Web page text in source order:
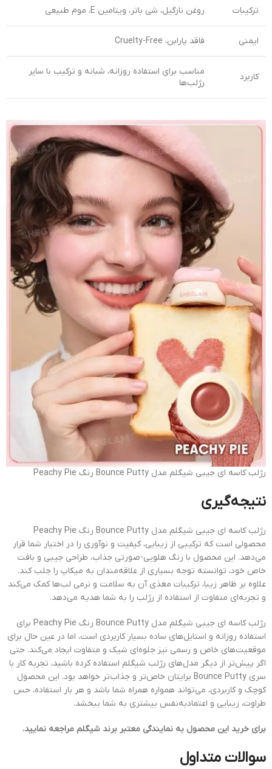
ترکیبات روغن نارگیل، شی باتر، ویتامین E، موم طبیعی
ایمنی فاقد پارابن، Cruelty-Free
کاربرد
مناسب برای استفاده روزانه، شبانه و ترکیب با سایر
رژلب‌ها
رژلب کاسه ای جیبی شیگلم مدل Bounce Putty رنگ Peachy Pie
نتیجه‌گیری
رژلب کاسه ای جیبی شیگلم مدل Bounce Putty رنگ Peachy Pie
محصولی است که ترکیبی از زیبایی، کیفیت و نوآوری را در اختیار شما قرار
می‌دهد. این محصول با رنگ هلویی-صورتی جذاب، طراحی جیبی و بافت
خاص خود، توانسته توجه بسیاری از علاقه‌مندان به میکاپ را جلب کند.
علاوه بر ظاهر زیبا، ترکیبات مغذی آن به سلامت و نرمی لب‌ها کمک می‌کند
و تجربه‌ای متفاوت از استفاده از رژلب را به شما هدیه می‌دهد.
رژلب کاسه ای جیبی شیگلم مدل Bounce Putty رنگ Peachy Pie برای
استفاده روزانه و استایل‌های ساده بسیار کاربردی است، اما در عین حال برای
موقعیت‌های خاص و رسمی نیز جلوه‌ای شیک و متفاوت ایجاد می‌کند. حتی
اگر پیش‌تر از دیگر مدل‌های رژلب شیگلم استفاده کرده باشید، تجربه کار با
سری Bounce Putty برایتان خاص‌تر و جذاب‌تر خواهد بود. این محصول
کوچک و کاربردی، می‌تواند همواره همراه شما باشد و هر بار استفاده، حس
طراوت، زیبایی و اعتمادبه‌نفس بیشتری به شما ببخشد.
برای خرید این محصول به نمایندگی معتبر برند شیگلم مراجعه نمایید.
سوالات متداول